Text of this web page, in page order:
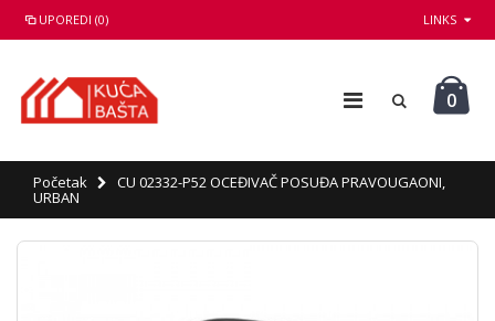
UPOREDI (0) LINKS
0
Početak CU 02332-P52 OCEĐIVAČ POSUĐA PRAVOUGAONI,
URBAN